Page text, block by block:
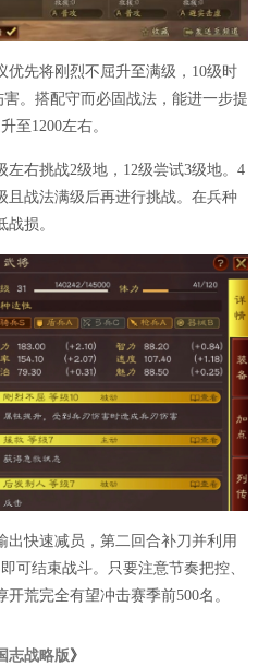
优先将刚烈不屈升至满级，10级时
。搭配守而必固战法，能进一步提
至1200左右。
右挑战2级地，12级尝试3级地。4
且战法满级后再进行挑战。在兵种
损。
出快速减员，第二回合补刀并利用
可结束战斗。只要注意节奏把控、
荒完全有望冲击赛季前500名。
志战略版》